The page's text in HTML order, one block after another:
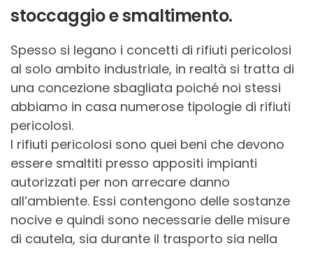
stoccaggio e smaltimento.
Spesso si legano i concetti di rifiuti pericolosi
al solo ambito industriale, in realtà si tratta di
una concezione sbagliata poiché noi stessi
abbiamo in casa numerose tipologie di rifiuti
pericolosi.
I rifiuti pericolosi sono quei beni che devono
essere smaltiti presso appositi impianti
autorizzati per non arrecare danno
all’ambiente. Essi contengono delle sostanze
nocive e quindi sono necessarie delle misure
di cautela, sia durante il trasporto sia nella